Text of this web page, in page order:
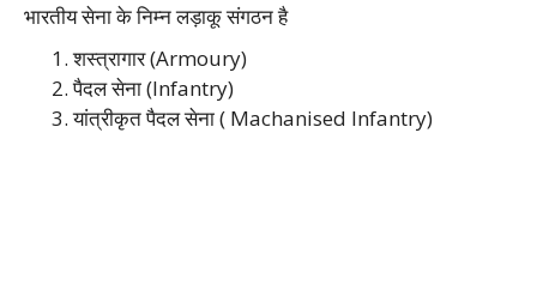
भारतीय सेना के निम्न लड़ाकू संगठन है
शस्त्रागार (Armoury)
पैदल सेना (Infantry)
यांत्रीकृत पैदल सेना ( Machanised Infantry)